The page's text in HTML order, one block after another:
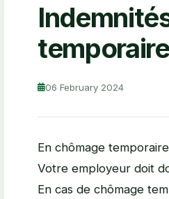
06 February 2024
En chômage
Votre employeur doit
En cas de chômage